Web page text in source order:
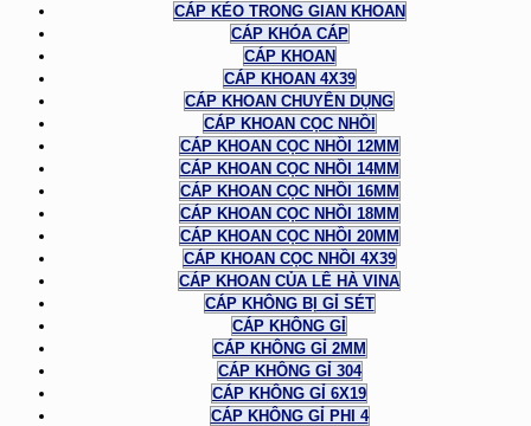
CÁP KÉO TRONG GIAN KHOAN
CÁP KHÓA CÁP
CÁP KHOAN
CÁP KHOAN 4X39
CÁP KHOAN CHUYÊN DỤNG
CÁP KHOAN CỌC NHỒI
CÁP KHOAN CỌC NHỒI 12MM
CÁP KHOAN CỌC NHỒI 14MM
CÁP KHOAN CỌC NHỒI 16MM
CÁP KHOAN CỌC NHỒI 18MM
CÁP KHOAN CỌC NHỒI 20MM
CÁP KHOAN CỌC NHỒI 4X39
CÁP KHOAN CỦA LÊ HÀ VINA
CÁP KHÔNG BỊ GỈ SÉT
CÁP KHÔNG GỈ
CÁP KHÔNG GỈ 2MM
CÁP KHÔNG GỈ 304
CÁP KHÔNG GỈ 6X19
CÁP KHÔNG GỈ PHI 4